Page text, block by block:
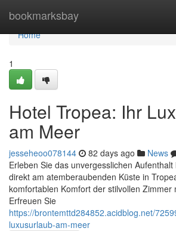
bookmarksbay
Home
Home
1
Hotel Tropea: Ihr
am Meer
jesseheoo078144 82 days ago News
Erleben Sie das unvergesslichen
direkt am atemberaubenden Küste in
komfortablen Komfort der stilvollen Zimmer
Erfreuen Sie
https://brontemttd284852.acidblog.net/
luxusurlaub-am-meer